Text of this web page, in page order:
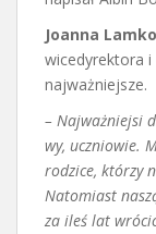
Joanna
wicedyrektora
najważniejsze.
– Najważniejsi
wy, uczniowie.
rodzice, którzy
Natomiast
za ileś lat